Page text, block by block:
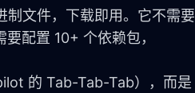
文件，下载即用。它不需要
配置 10+ 个依赖包，
的 Tab-Tab-Tab），而是